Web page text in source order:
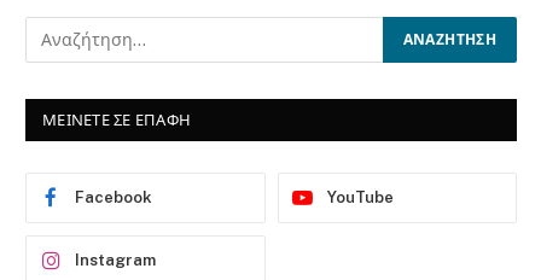
ΜΕΙΝΕΤΕ ΣΕ ΕΠΑΦΗ
Facebook YouTube
Instagram